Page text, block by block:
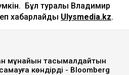
Бұл туралы Владимир
хабарлайды Ulysmedia.kz.
мұнайын тасымалдайтын
көндірді - Bloomberg